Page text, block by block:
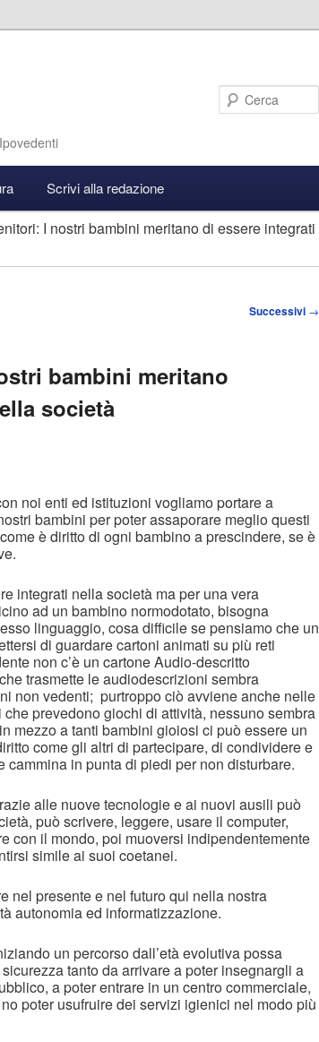
Scrivi alla redazione
I nostri bambini meritano di essere integrati
Successivi →
bambini meritano
società
noi enti ed istituzioni vogliamo portare a
bambini per poter assaporare meglio questi
è diritto di ogni bambino a prescindere, se è
integrati nella società ma per una vera
ad un bambino normodotato, bisogna
linguaggio, cosa difficile se pensiamo che un
di guardare cartoni animati su più reti
non c’è un cartone Audio-descritto
trasmette le audiodescrizioni sembra
non vedenti; purtroppo ciò avviene anche nelle
prevedono giochi di attività, nessuno sembra
mezzo a tanti bambini gioiosi ci può essere un
come gli altri di partecipare, di condividere e
cammina in punta di piedi per non disturbare.
alle nuove tecnologie e ai nuovi ausili può
può scrivere, leggere, usare il computer,
con il mondo, poi muoversi indipendentemente
simile ai suoi coetanei.
nel presente e nel futuro qui nella nostra
autonomia ed informatizzazione.
un percorso dall’età evolutiva possa
tanto da arrivare a poter insegnargli a
a poter entrare in un centro commerciale,
poter usufruire dei servizi igienici nel modo più